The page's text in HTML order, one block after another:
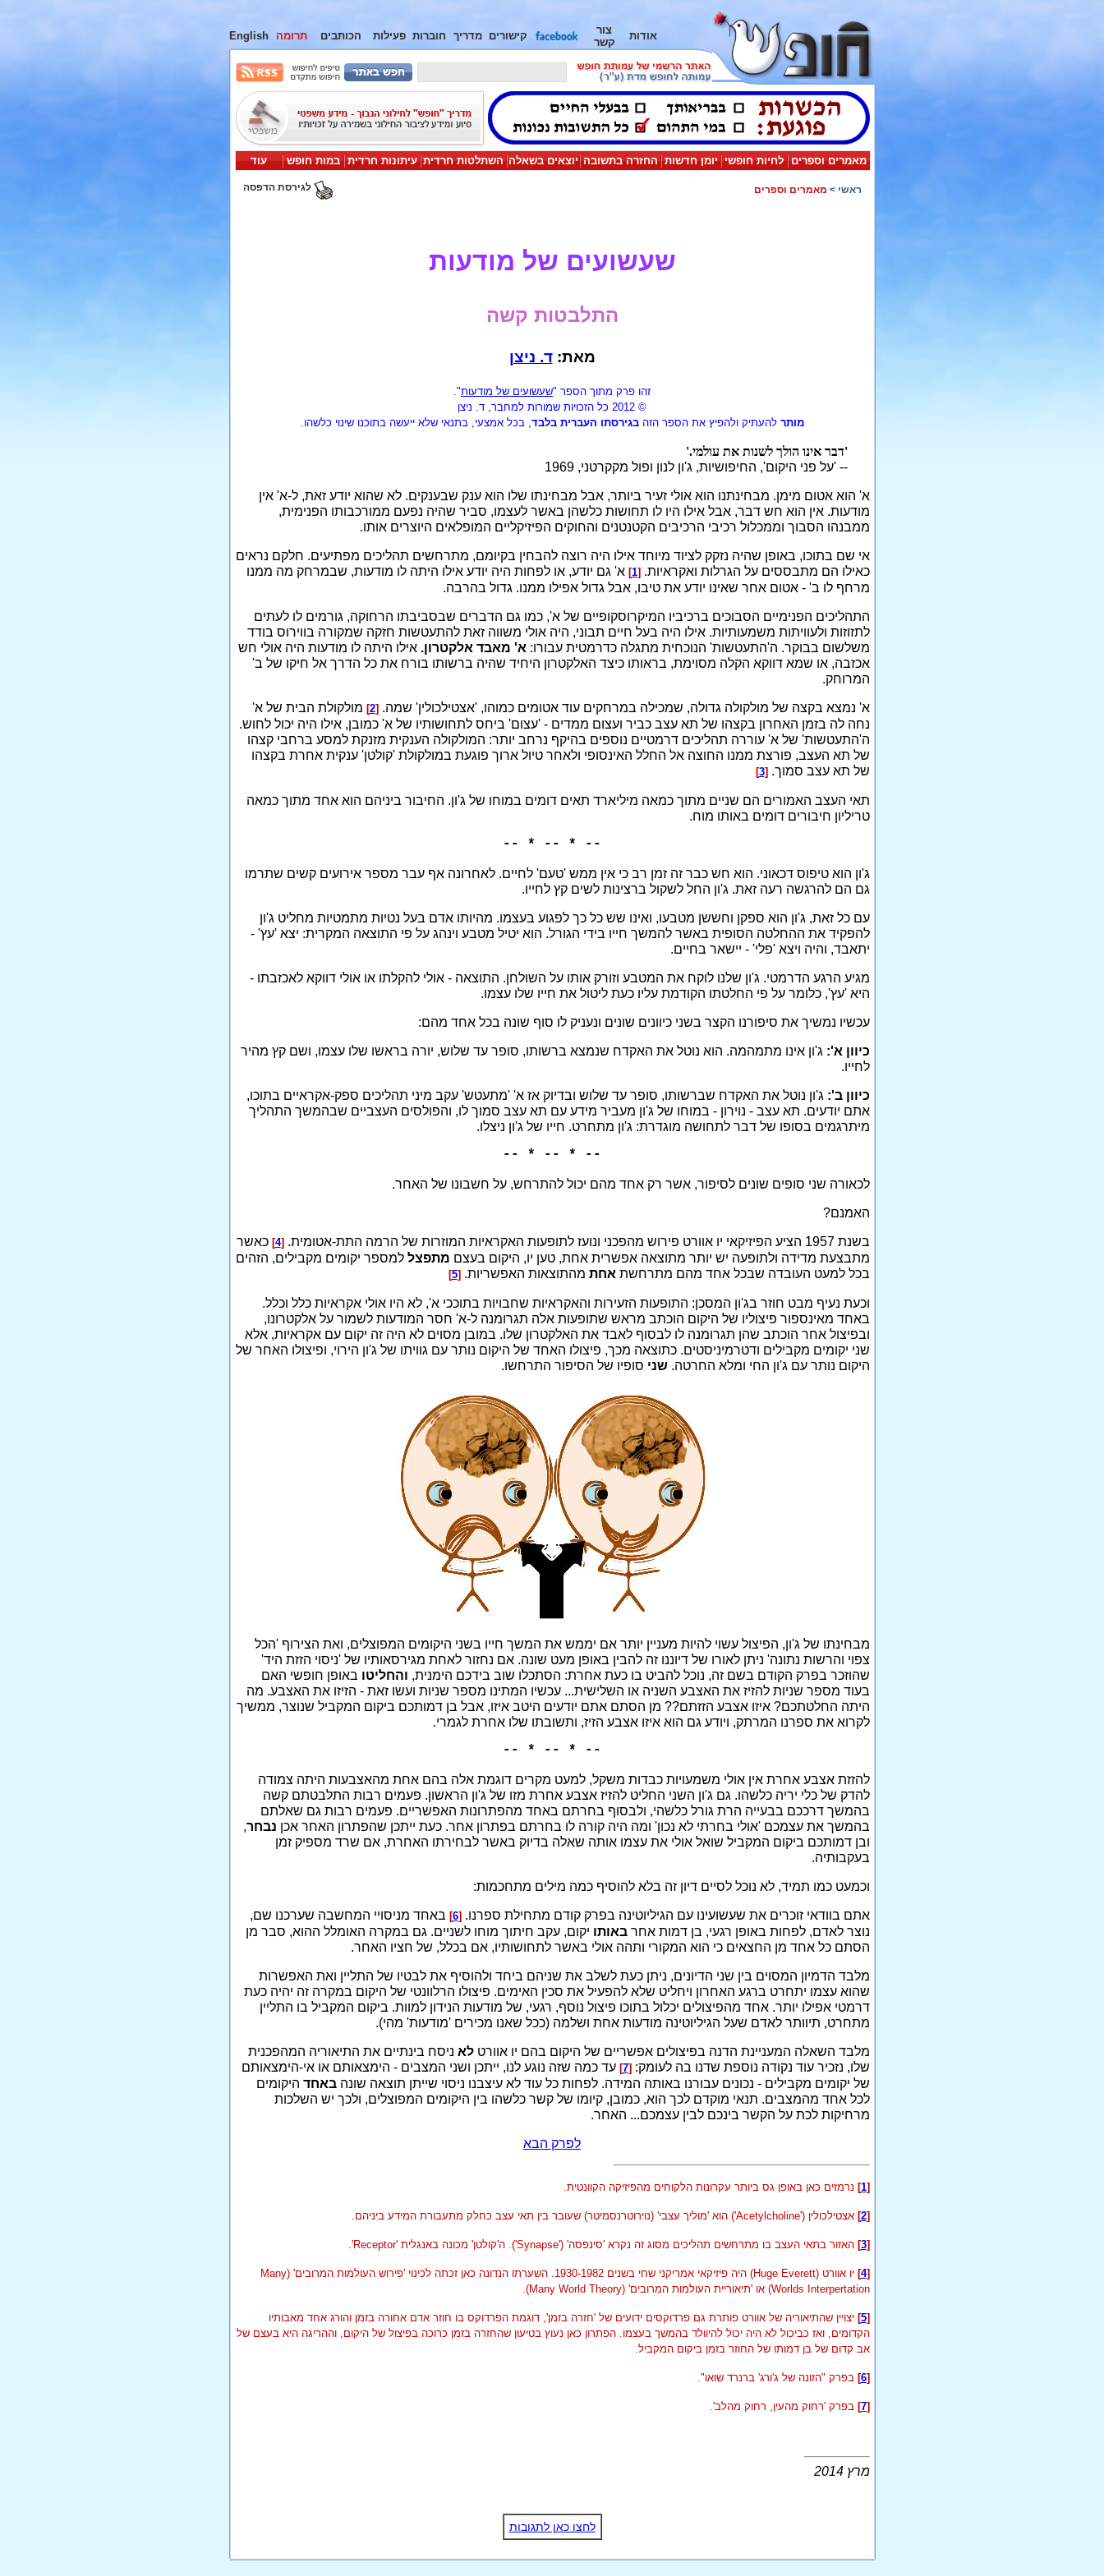
אודות
צור
קשר
קישורים מדריך חוברות פעילות הכותבים תרומה English
מאמרים וספרים לחיות חופשי יומן חדשות החזרה בתשובה יוצאים בשאלה השתלטות חרדית עיתונות חרדית במות חופש עוד
ראשי > מאמרים וספרים לגירסת הדפסה
שעשועים של מודעות
התלבטות קשה
מאת:ד. ניצן
זהו פרק מתוך הספר "שעשועים של מודעות".
© 2012 כל הזכויות שמורות למחבר, ד. ניצן
מותר להעתיק ולהפיץ את הספר הזהבגירסתו העברית בלבד , בכל אמצעי, בתנאי שלא ייעשה בתוכנו שינוי כלשהו.
'דבר אינו הולך לשנות את עולמי.'
-- 'על פני היקום', החיפושיות, ג'ון לנון ופול מקקרטני, 1969
א' הוא אטום מימן. מבחינתנו הוא אולי זעיר ביותר, אבל מבחינתו שלו הוא ענק שבענקים. לא שהוא יודע זאת, ל-א' אין
מודעות. אין הוא חש דבר, אבל אילו היו לו תחושות כלשהן באשר לעצמו, סביר שהיה נפעם ממורכבותו הפנימית,
ממבנהו הסבוך וממכלול רכיבי הרכיבים הקטנטנים והחוקים הפיזיקליים המופלאים היוצרים אותו.
אי שם בתוכו, באופן שהיה נזקק לציוד מיוחד אילו היה רוצה להבחין בקיומם, מתרחשים תהליכים מפתיעים. חלקם נראים
כאילו הם מתבססים על הגרלות ואקראיות.[
1
] א' גם יודע, או לפחות היה יודע אילו היתה לו מודעות, שבמרחק מה ממנו
מרחף לו ב' - אטום אחר שאינו יודע את טיבו, אבל גדול אפילו ממנו. גדול בהרבה.
התהליכים הפנימיים הסבוכים ברכיביו המיקרוסקופיים של א', כמו גם הדברים שבסביבתו הרחוקה, גורמים לו לעתים
לתזוזות ולעוויתות משמעותיות. אילו היה בעל חיים תבוני, היה אולי משווה זאת להתעטשות חזקה שמקורה בווירוס בודד
משלשום בבוקר. ה'התעטשות' הנוכחית מתגלה כדרמטית עבורו: א' מאבד אלקטרון. אילו היתה לו מודעות היה אולי חש
אכזבה, או שמא דווקא הקלה מסוימת, בראותו כיצד האלקטרון היחיד שהיה ברשותו בורח את כל הדרך אל חיקו של ב'
המרוחק.
א' נמצא בקצה של מולקולה גדולה, שמכילה במרחקים עוד אטומים כמוהו, 'אצטילכולין' שמה.[
2
] מולקולת הבית של א'
נחה לה בזמן האחרון בקצהו של תא עצב כביר ועצום ממדים - 'עצום' ביחס לתחושותיו של א' כמובן, אילו היה יכול לחוש.
ה'התעטשות' של א' עוררה תהליכים דרמטיים נוספים בהיקף נרחב יותר: המולקולה הענקית מזנקת למסע ברחבי קצהו
של תא העצב, פורצת ממנו החוצה אל החלל האינסופי ולאחר טיול ארוך פוגעת במולקולת 'קולטן' ענקית אחרת בקצהו
של תא עצב סמוך.[
3
]
תאי העצב האמורים הם שניים מתוך כמאה מיליארד תאים דומים במוחו של ג'ון. החיבור ביניהם הוא אחד מתוך כמאה
טריליון חיבורים דומים באותו מוח.
-- * -- * --
ג'ון הוא טיפוס דכאוני. הוא חש כבר זה זמן רב כי אין ממש 'טעם' לחיים. לאחרונה אף עבר מספר אירועים קשים שתרמו
גם הם להרגשה רעה זאת. ג'ון החל לשקול ברצינות לשים קץ לחייו.
עם כל זאת, ג'ון הוא ספקן וחששן מטבעו, ואינו שש כל כך לפגוע בעצמו. מהיותו אדם בעל נטיות מתמטיות מחליט ג'ון
להפקיד את ההחלטה הסופית באשר להמשך חייו בידי הגורל. הוא יטיל מטבע וינהג על פי התוצאה המקרית: יצא 'עץ' -
יתאבד, והיה ויצא 'פלי' - יישאר בחיים.
מגיע הרגע הדרמטי. ג'ון שלנו לוקח את המטבע וזורק אותו על השולחן. התוצאה - אולי להקלתו או אולי דווקא לאכזבתו -
היא 'עץ', כלומר על פי החלטתו הקודמת עליו כעת ליטול את חייו שלו עצמו.
עכשיו נמשיך את סיפורנו הקצר בשני כיוונים שונים ונעניק לו סוף שונה בכל אחד מהם:
כיוון א': ג'ון אינו מתמהמה. הוא נוטל את האקדח שנמצא ברשותו, סופר עד שלוש, יורה בראשו שלו עצמו, ושם קץ מהיר
לחייו.
כיוון ב': ג'ון נוטל את האקדח שברשותו, סופר עד שלוש ובדיוק אז א' 'מתעטש' עקב מיני תהליכים ספק-אקראיים בתוכו,
אתם יודעים. תא עצב - נוירון - במוחו של ג'ון מעביר מידע עם תא עצב סמוך לו, והפולסים העצביים שבהמשך התהליך
מיתרגמים בסופו של דבר לתחושה מוגדרת: ג'ון מתחרט. חייו של ג'ון ניצלו.
-- * -- * --
לכאורה שני סופים שונים לסיפור, אשר רק אחד מהם יכול להתרחש, על חשבונו של האחר.
האמנם?
בשנת 1957 הציע הפיזיקאי יו אוורט פירוש מהפכני ונועז לתופעות האקראיות המוזרות של הרמה התת-אטומית. [
4
] כאשר
מתבצעת מדידה ולתופעה יש יותר מתוצאה אפשרית אחת, טען יו, היקום בעצם מתפצל למספר יקומים מקבילים, הזהים
בכל למעט העובדה שבכל אחד מהם מתרחשת אחת מהתוצאות האפשריות.[
5
]
וכעת נעיף מבט חוזר בג'ון המסכן: התופעות הזעירות והאקראיות שחבויות בתוככי א', לא היו אולי אקראיות כלל וכלל.
באחד מאינספור פיצוליו של היקום הוכתב מראש שתופעות אלה תגרומנה ל-א' חסר המודעות לשמור על אלקטרונו,
ובפיצול אחר הוכתב שהן תגרומנה לו לבסוף לאבד את האלקטרון שלו. במובן מסוים לא היה זה יקום עם אקראיות, אלא
שני יקומים מקבילים ודטרמיניסטים. כתוצאה מכך, פיצולו האחד של היקום נותר עם גוויתו של ג'ון הירוי, ופיצולו האחר של
היקום נותר עם ג'ון החי ומלא החרטה.שני סופיו של הסיפור התרחשו.
מבחינתו של ג'ון, הפיצול עשוי להיות מעניין יותר אם יממש את המשך חייו בשני היקומים המפוצלים, ואת הצירוף 'הכל
צפוי והרשות נתונה' ניתן לאורו של דיוננו זה להבין באופן מעט שונה. אם נחזור לאחת מגירסאותיו של 'ניסוי הזזת היד'
שהוזכר בפרק הקודם בשם זה, נוכל להביט בו כעת אחרת: הסתכלו שוב בידכם הימנית, והחליטו באופן חופשי האם
בעוד מספר שניות להזיז את האצבע השניה או השלישית... עכשיו המתינו מספר שניות ועשו זאת - הזיזו את האצבע. מה
היתה החלטתכם? איזו אצבע הזזתם?? מן הסתם אתם יודעים היטב איזו, אבל בן דמותכם ביקום המקביל שנוצר, ממשיך
לקרוא את ספרנו המרתק, ויודע גם הוא איזו אצבע הזיז, ותשובתו שלו אחרת לגמרי.
-- * -- * --
להזזת אצבע אחרת אין אולי משמעויות כבדות משקל, למעט מקרים דוגמת אלה בהם אחת מהאצבעות היתה צמודה
להדק של כלי יריה כלשהו. גם ג'ון השני החליט להזיז אצבע אחרת מזו של ג'ון הראשון. פעמים רבות התלבטתם קשה
בהמשך דרככם בבעייה הרת גורל כלשהי, ולבסוף בחרתם באחד מהפתרונות האפשריים. פעמים רבות גם שאלתם
בהמשך את עצמכם 'אולי בחרתי לא נכון' ומה היה קורה לו בחרתם בפתרון אחר. כעת ייתכן שהפתרון האחר אכן נבחר,
ובן דמותכם ביקום המקביל שואל אולי את עצמו אותה שאלה בדיוק באשר לבחירתו האחרת, אם שרד מספיק זמן
בעקבותיה.
וכמעט כמו תמיד, לא נוכל לסיים דיון זה בלא להוסיף כמה מילים מתחכמות:
אתם בוודאי זוכרים את שעשועינו עם הגיליוטינה בפרק קודם מתחילת ספרנו.[
6
] באחד מניסויי המחשבה שערכנו שם,
נוצר לאדם, לפחות באופן רגעי, בן דמות אחרבאותו יקום, עקב חיתוך מוחו לשניים. גם במקרה האומלל ההוא, סבר מן
הסתם כל אחד מן החצאים כי הוא המקורי ותהה אולי באשר לתחושותיו, אם בכלל, של חציו האחר.
מלבד הדמיון המסוים בין שני הדיונים, ניתן כעת לשלב את שניהם ביחד ולהוסיף את לבטיו של התליין ואת האפשרות
שהוא עצמו יתחרט ברגע האחרון ויחליט שלא להפעיל את סכין האימים. פיצולו הרלוונטי של היקום במקרה זה יהיה כעת
דרמטי אפילו יותר. אחד מהפיצולים יכלול בתוכו פיצול נוסף, רגעי, של מודעות הנידון למוות. ביקום המקביל בו התליין
מתחרט, תיוותר לאדם שעל הגיליוטינה מודעות אחת ושלמה (ככל שאנו מכירים 'מודעות' מהי).
מלבד השאלה המעניינת הדנה בפיצולים אפשריים של היקום בהם יו אוורטלא ניסח בינתיים את התיאוריה המהפכנית
שלו, נזכיר עוד נקודה נוספת שדנו בה לעומק:[
7
] עד כמה שזה נוגע לנו, ייתכן ושני המצבים - הימצאותם או אי-הימצאותם
של יקומים מקבילים - נכונים עבורנו באותה המידה. לפחות כל עוד לא עיצבנו ניסוי שייתן תוצאה שונהבאחד היקומים
לכל אחד מהמצבים. תנאי מוקדם לכך הוא, כמובן, קיומו של קשר כלשהו בין היקומים המפוצלים, ולכך יש השלכות
מרחיקות לכת על הקשר בינכם לבין עצמכם... האחר.
לפרק הבא
[
1
] נרמזים כאן באופן גס ביותר עקרונות הלקוחים מהפיזיקה הקוונטית.
[
2
] אצטילכולין ('Acetylcholine') הוא 'מוליך עצבי' (נוירוטרנסמיטר) שעובר בין תאי עצב כחלק מתעבורת המידע ביניהם.
[
3
] האזור בתאי העצב בו מתרחשים תהליכים מסוג זה נקרא 'סינפסה' ('Synapse'). ה'קולטן' מכונה באנגלית 'Receptor
'.
[
4
] יו אוורט (Huge Everett) היה פיזיקאי אמריקני שחי בשנים 1930-1982. השערתו הנדונה כאן זכתה לכינוי 'פירוש העולמות המרובים' (
Many
Worlds Interpertation) או 'תיאוריית העולמות המרובים' (Many World Theory
).
[
5
] יצויין שהתיאוריה של אוורט פותרת גם פרדוקסים ידועים של 'חזרה בזמן', דוגמת הפרדוקס בו חוזר אדם אחורה בזמן והורג אחד מאבותיו
הקדומים, ואז כביכול לא היה יכול להיוולד בהמשך בעצמו. הפתרון כאן נעוץ בטיעון שהחזרה בזמן כרוכה בפיצול של היקום, וההריגה היא בעצם של
אב קדום של בן דמותו של החוזר בזמן ביקום המקביל.
[
6
] בפרק "הזונה של ג'ורג' ברנרד שואו".
[
7
] בפרק 'רחוק מהעין, רחוק מהלב'.
מרץ 2014